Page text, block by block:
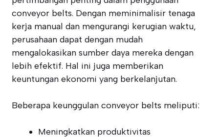
conveyor belts. Dengan meminimalisir tenaga
kerja manual dan mengurangi kerugian waktu,
perusahaan dapat dengan mudah
mengalokasikan sumber daya mereka dengan
lebih efektif. Hal ini juga memberikan
keuntungan ekonomi yang berkelanjutan.
Beberapa keunggulan conveyor belts meliputi:
Meningkatkan produktivitas